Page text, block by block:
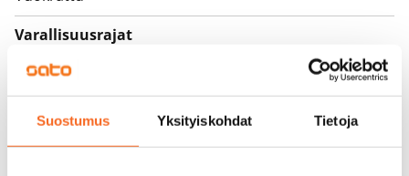
Suostumus Yksityiskohdat Tietoja
Varallisuusrajat
Vuokra